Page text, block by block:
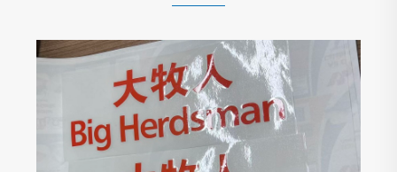
Why Is Food Label Essential for Modern
Consumers and Brands?
Xem thêm >>